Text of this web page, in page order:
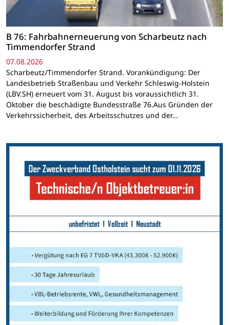
B 76: Fahrbahnerneuerung von Scharbeutz nach
Timmendorfer Strand
07.08.2026
Scharbeutz/Timmendorfer Strand. Vorankündigung: Der
Landesbetrieb Straßenbau und Verkehr Schleswig-Holstein
(LBV.SH) erneuert vom 31. August bis voraussichtlich 31.
Oktober die beschädigte Bundesstraße 76.Aus Gründen der
Verkehrssicherheit, des Arbeitsschutzes und der…